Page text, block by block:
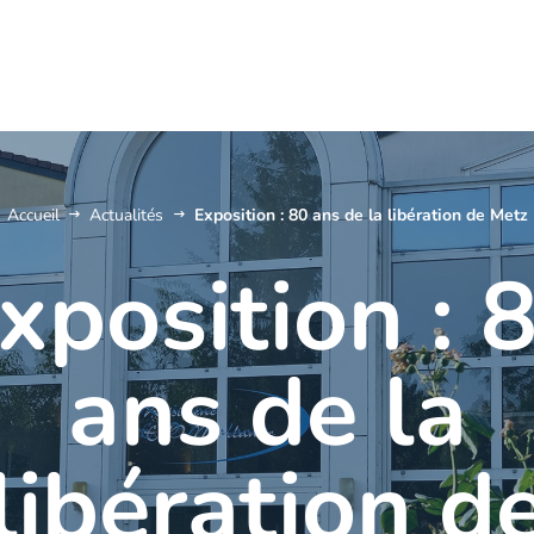
Accueil Actualités Exposition : 80 ans de la libération de Metz
:
ans de la